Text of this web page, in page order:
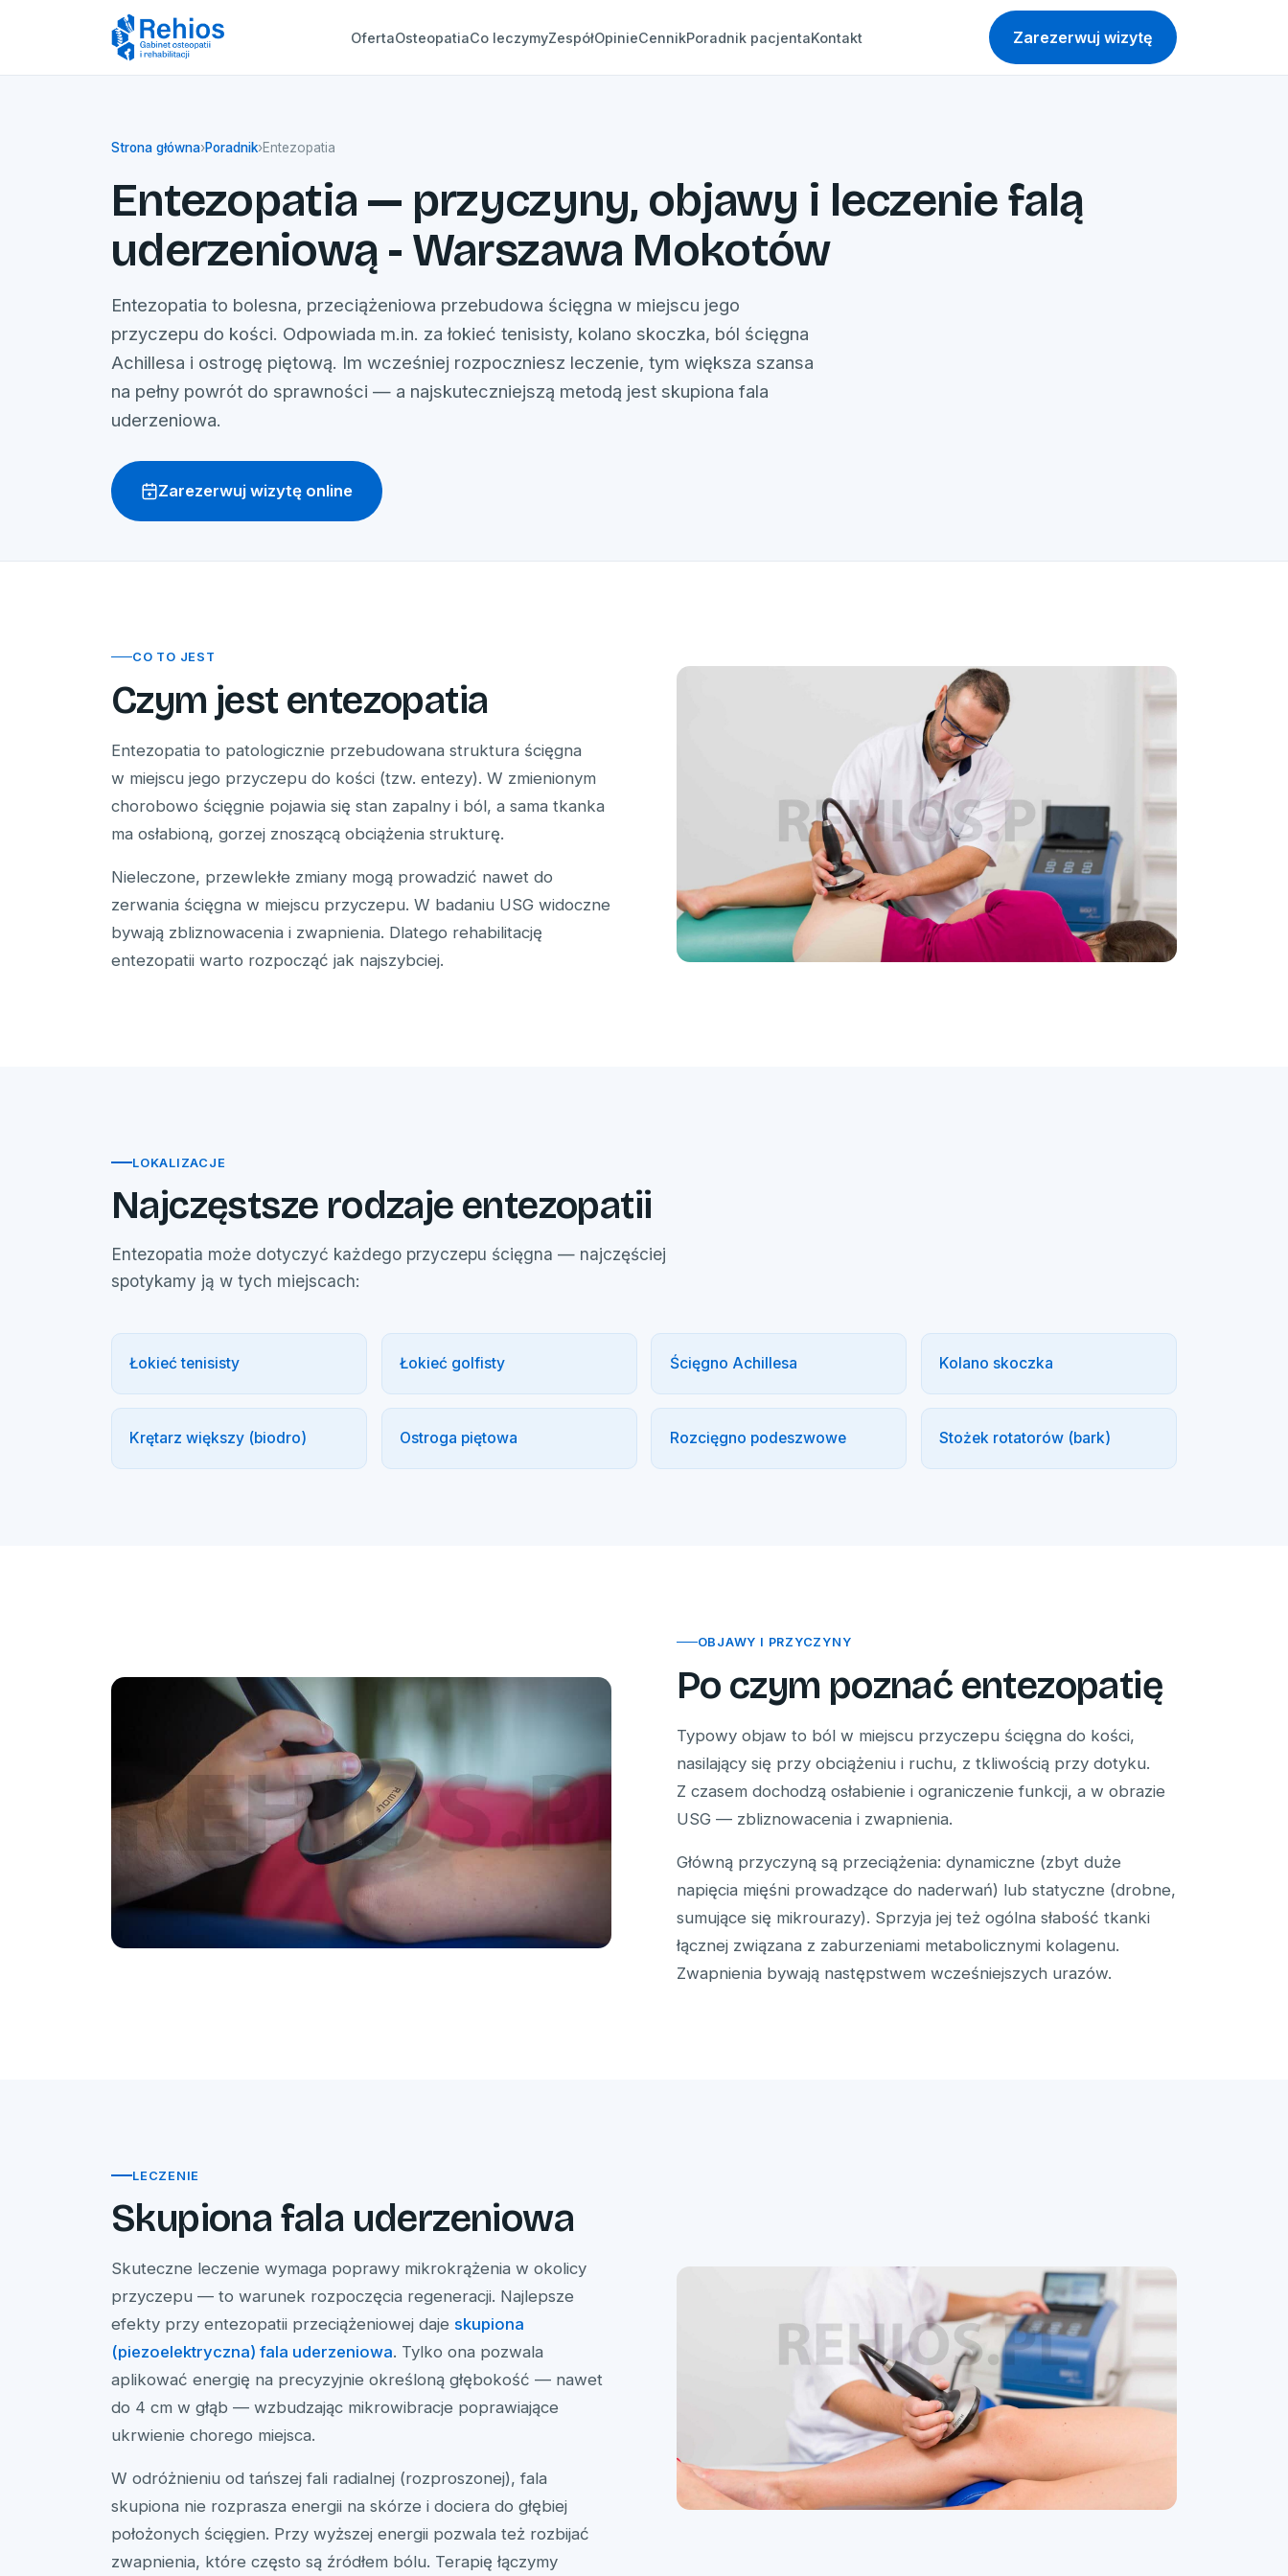
OfertaOsteopatiaCo leczymyZespółOpinieCennikPoradnik pacjentaKontakt Zarezerwuj wizytę
Strona główna›Poradnik›Entezopatia
Entezopatia — przyczyny, objawy i leczenie falą
uderzeniową - Warszawa Mokotów
Entezopatia to bolesna, przeciążeniowa przebudowa ścięgna w miejscu jego
przyczepu do kości. Odpowiada m.in. za łokieć tenisisty, kolano skoczka, ból ścięgna
Achillesa i ostrogę piętową. Im wcześniej rozpoczniesz leczenie, tym większa szansa
na pełny powrót do sprawności — a najskuteczniejszą metodą jest skupiona fala
uderzeniowa.
Zarezerwuj wizytę online
CO TO JEST
Czym jest entezopatia
Entezopatia to patologicznie przebudowana struktura ścięgna
w miejscu jego przyczepu do kości (tzw. entezy). W zmienionym
chorobowo ścięgnie pojawia się stan zapalny i ból, a sama tkanka
ma osłabioną, gorzej znoszącą obciążenia strukturę.
Nieleczone, przewlekłe zmiany mogą prowadzić nawet do
zerwania ścięgna w miejscu przyczepu. W badaniu USG widoczne
bywają zbliznowacenia i zwapnienia. Dlatego rehabilitację
entezopatii warto rozpocząć jak najszybciej.
LOKALIZACJE
Najczęstsze rodzaje entezopatii
Entezopatia może dotyczyć każdego przyczepu ścięgna — najczęściej
spotykamy ją w tych miejscach:
Łokieć tenisisty Łokieć golfisty Ścięgno Achillesa Kolano skoczka
Krętarz większy (biodro) Ostroga piętowa Rozcięgno podeszwowe Stożek rotatorów (bark)
OBJAWY I PRZYCZYNY
Po czym poznać entezopatię
Typowy objaw to ból w miejscu przyczepu ścięgna do kości,
nasilający się przy obciążeniu i ruchu, z tkliwością przy dotyku.
Z czasem dochodzą osłabienie i ograniczenie funkcji, a w obrazie
USG — zbliznowacenia i zwapnienia.
Główną przyczyną są przeciążenia: dynamiczne (zbyt duże
napięcia mięśni prowadzące do naderwań) lub statyczne (drobne,
sumujące się mikrourazy). Sprzyja jej też ogólna słabość tkanki
łącznej związana z zaburzeniami metabolicznymi kolagenu.
Zwapnienia bywają następstwem wcześniejszych urazów.
LECZENIE
Skupiona fala uderzeniowa
Skuteczne leczenie wymaga poprawy mikrokrążenia w okolicy
przyczepu — to warunek rozpoczęcia regeneracji. Najlepsze
efekty przy entezopatii przeciążeniowej daje skupiona
(piezoelektryczna) fala uderzeniowa. Tylko ona pozwala
aplikować energię na precyzyjnie określoną głębokość — nawet
do 4 cm w głąb — wzbudzając mikrowibracje poprawiające
ukrwienie chorego miejsca.
W odróżnieniu od tańszej fali radialnej (rozproszonej), fala
skupiona nie rozprasza energii na skórze i dociera do głębiej
położonych ścięgien. Przy wyższej energii pozwala też rozbijać
zwapnienia, które często są źródłem bólu. Terapię łączymy